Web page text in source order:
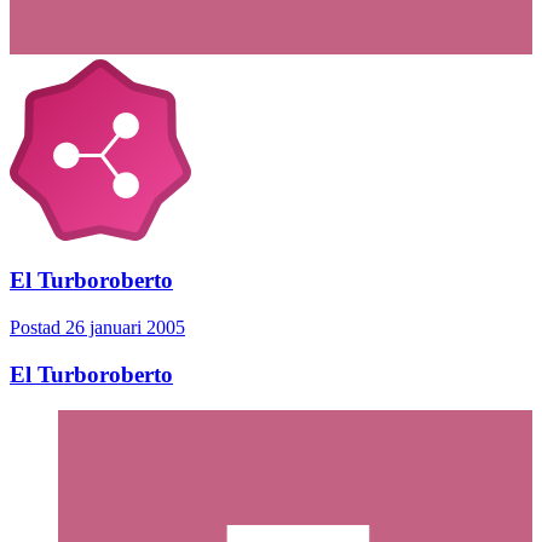
El Turboroberto
Postad 26 januari 2005
El Turboroberto